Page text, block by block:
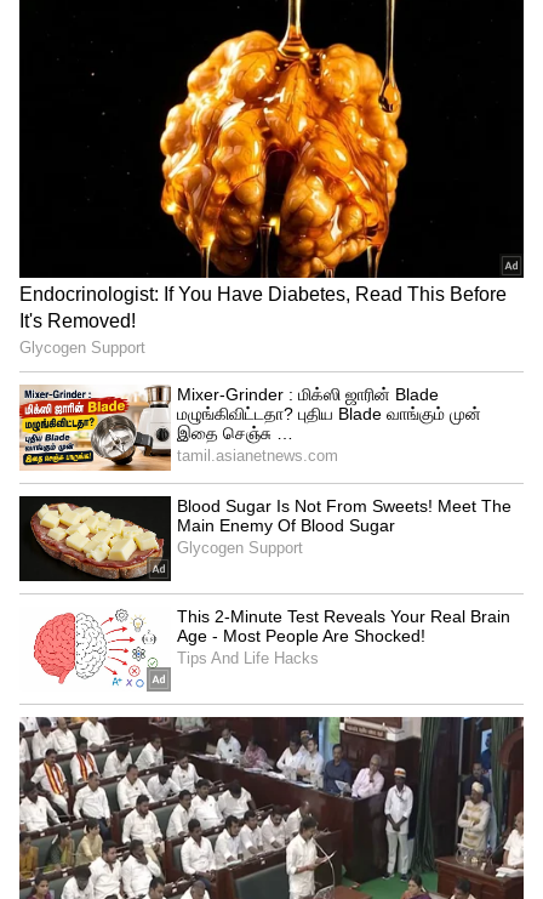
Astrology: உறவுகளை மன்னிக்கும் 3
ராசிகள்.! பரம எதிரியே உதவி கேட்டாலும்
ஓடிச்சென்று உதவுவாங்களாம்.!
சிம்மம் — பணம் மடை திறந்தது போல்
வரும்!
சிம்மம் சூர்யனுடைய சொந்த வீடு. எனவே
சூர்யன் சிம்ம ராசியை நேரடியாகவோ
பார்வையாகவோ தாக்கும்போது, அந்த
பலன் இரட்டிப்பாகிறது. சிம்ம
ராசிக்காரர்களுக்கு இது அனைத்து
வகையிலும் சாதகமான காலம். பணவரவு
எதிர்பாராத வழிகளில் வரும். சொத்து
சம்பந்தமான வழக்குகள் சாதகமாக முடியும்.
தொழில் கடன் வாங்க முயன்றவர்களுக்கு
வங்கி ஒத்துழைப்பு கிடைக்கும். கலை,
தொழில்நுட்பம், அரசியல் சார்ந்த